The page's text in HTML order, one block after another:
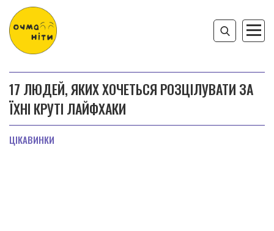
17 ЛЮДЕЙ, ЯКИХ ХОЧЕТЬСЯ РОЗЦІЛУВАТИ ЗА
ЇХНІ КРУТІ ЛАЙФХАКИ
ЦІКАВИНКИ